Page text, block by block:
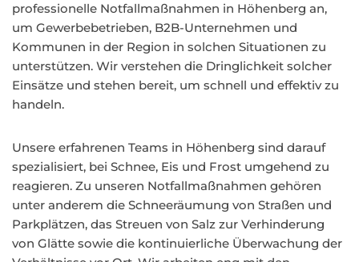
professionelle Notfallmaßnahmen in Höhenberg an,
um Gewerbebetrieben, B2B-Unternehmen und
Kommunen in der Region in solchen Situationen zu
unterstützen. Wir verstehen die Dringlichkeit solcher
Einsätze und stehen bereit, um schnell und effektiv zu
handeln.
Unsere erfahrenen Teams in Höhenberg sind darauf
spezialisiert, bei Schnee, Eis und Frost umgehend zu
reagieren. Zu unseren Notfallmaßnahmen gehören
unter anderem die Schneeräumung von Straßen und
Parkplätzen, das Streuen von Salz zur Verhinderung
von Glätte sowie die kontinuierliche Überwachung der